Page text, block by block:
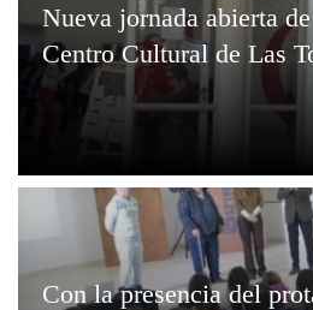
Nueva jornada abierta
Centro Cultural de Las
Con la presencia del